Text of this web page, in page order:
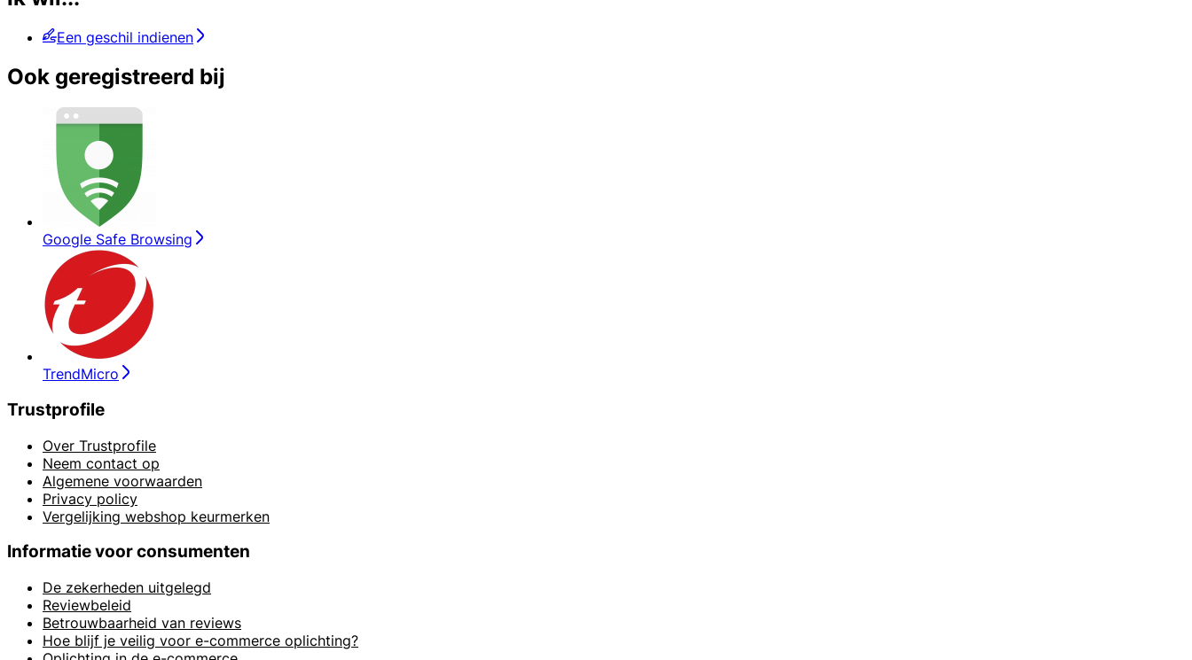
Een geschil indienen
Ook geregistreerd bij
Google Safe Browsing
TrendMicro
Trustprofile
Over Trustprofile
Neem contact op
Algemene voorwaarden
Privacy policy
Vergelijking webshop keurmerken
Informatie voor consumenten
De zekerheden uitgelegd
Reviewbeleid
Betrouwbaarheid van reviews
Hoe blijf je veilig voor e-commerce oplichting?